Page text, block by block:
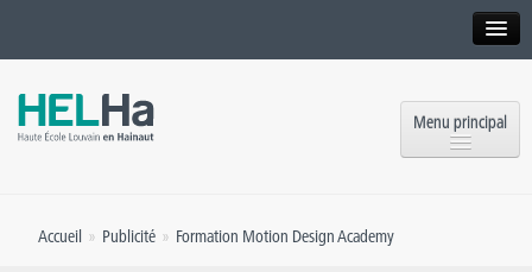
Formation continue et Recherche
Menu principal
Accueil » Publicité » Formation Motion Design Academy